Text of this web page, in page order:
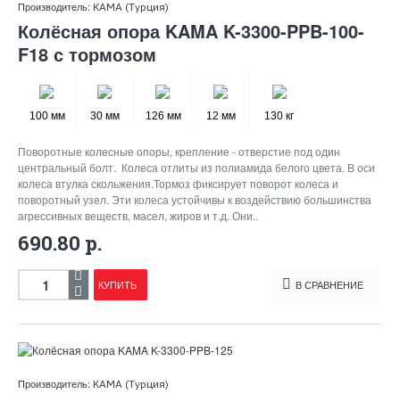
Производитель: KAMA (Турция)
Колёсная опора KAMA K-3300-PPB-100-
F18 с тормозом
100 мм 30 мм 126 мм 12 мм 130 кг
Поворотные колесные опоры, крепление - отверстие под один
центральный болт. Колеса отлиты из полиамида белого цвета. В оси
колеса втулка скольжения.Тормоз фиксирует поворот колеса и
поворотный узел. Эти колеса устойчивы к воздействию большинства
агрессивных веществ, масел, жиров и т.д. Они..
690.80 р.
КУПИТЬ В СРАВНЕНИЕ
Производитель: KAMA (Турция)